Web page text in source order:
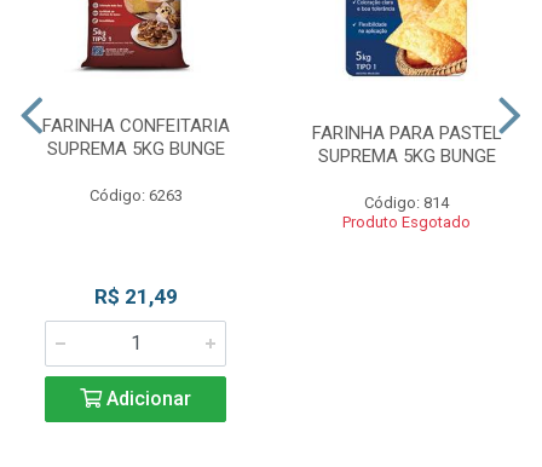
FARINHA CONFEITARIA
SUPREMA 5KG BUNGE
Código: 6263
R$ 21,49
Adicionar
FARINHA PARA PASTEL
SUPREMA 5KG BUNGE
Código: 814
Produto Esgotado